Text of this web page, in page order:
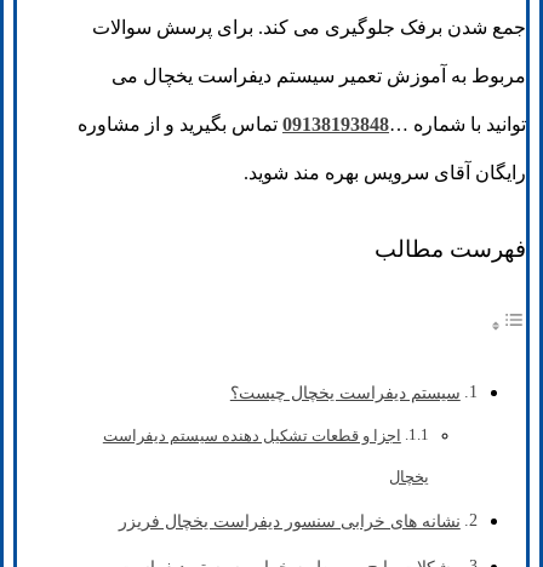
جمع شدن برفک جلوگیری می کند. برای پرسش سوالات
مربوط به آموزش تعمیر سیستم دیفراست یخچال می
توانید با شماره …09138193848 تماس بگیرید و از مشاوره
رایگان آقای سرویس بهره مند شوید.
فهرست مطالب
سیستم دیفراست یخچال چیست؟
اجزا و قطعات تشکیل ‌دهنده سیستم دیفراست
یخچال
نشانه های خرابی سنسور دیفراست یخچال فریزر